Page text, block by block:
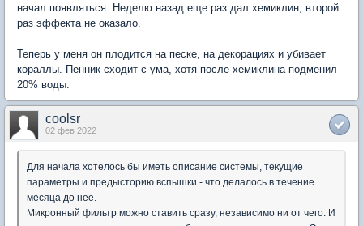
начал появляться. Неделю назад еще раз дал хемиклин, второй
раз эффекта не оказало.
Теперь у меня он плодится на песке, на декорациях и убивает
кораллы. Пенник сходит с ума, хотя после хемиклина подменил
20% воды.
coolsr
02 фев 2022
Для начала хотелось бы иметь описание системы, текущие
параметры и предысторию вспышки - что делалось в течение
месяца до неё.
Микронный фильтр можно ставить сразу, независимо ни от чего. И